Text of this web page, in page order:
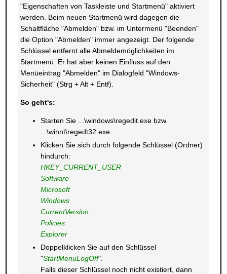
"Eigenschaften von Taskleiste und Startmenü" aktiviert
werden. Beim neuen Startmenü wird dagegen die
Schaltfläche "Abmelden" bzw. im Untermenü "Beenden"
die Option "Abmelden" immer angezeigt. Der folgende
Schlüssel entfernt alle Abmeldemöglichkeiten im
Startmenü. Er hat aber keinen Einfluss auf den
Menüeintrag "Abmelden" im Dialogfeld "Windows-
Sicherheit" (Strg + Alt + Entf).
So geht's:
Starten Sie ...\windows\regedit.exe bzw.
...\winnt\regedt32.exe.
Klicken Sie sich durch folgende Schlüssel (Ordner)
hindurch:
HKEY_CURRENT_USER
Software
Microsoft
Windows
CurrentVersion
Policies
Explorer
Doppelklicken Sie auf den Schlüssel
"StartMenuLogOff".
Falls dieser Schlüssel noch nicht existiert, dann